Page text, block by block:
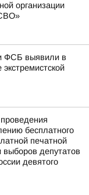
организации
ФСБ выявили в
бесплатного
печатной
депутатов
девятого